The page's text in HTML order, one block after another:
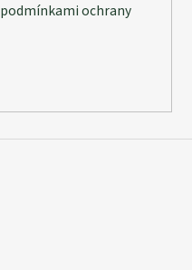
podmínkami ochrany